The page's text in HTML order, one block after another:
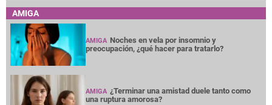
AMIGA
AMIGA Noches en vela por insomnio y
preocupación, ¿qué hacer para tratarlo?
AMIGA ¿Terminar una amistad duele tanto como
una ruptura amorosa?